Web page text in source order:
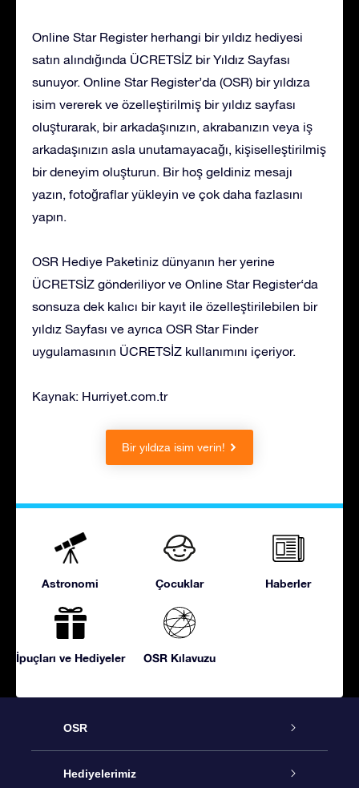
Online Star Register herhangi bir yıldız hediyesi
satın alındığında ÜCRETSİZ bir Yıldız Sayfası
sunuyor. Online Star Register’da (OSR) bir yıldıza
isim vererek ve özelleştirilmiş bir yıldız sayfası
oluşturarak, bir arkadaşınızın, akrabanızın veya iş
arkadaşınızın asla unutamayacağı, kişiselleştirilmiş
bir deneyim oluşturun. Bir hoş geldiniz mesajı
yazın, fotoğraflar yükleyin ve çok daha fazlasını
yapın.
OSR Hediye Paketiniz dünyanın her yerine
ÜCRETSİZ gönderiliyor ve Online Star Register‘da
sonsuza dek kalıcı bir kayıt ile özelleştirilebilen bir
yıldız Sayfası ve ayrıca OSR Star Finder
uygulamasının ÜCRETSİZ kullanımını içeriyor.
Kaynak: Hurriyet.com.tr
Bir yıldıza isim verin!
Astronomi Çocuklar Haberler
İpuçları ve Hediyeler OSR Kılavuzu
OSR
Hizmet
Hediyelerimiz